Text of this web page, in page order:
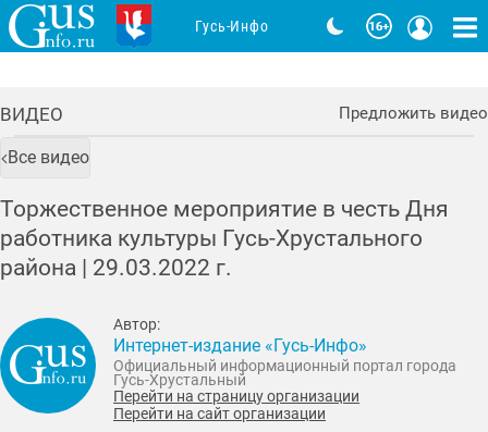
ВИДЕО Предложить видео
Все видео
Торжественное мероприятие в честь Дня
работника культуры Гусь-Хрустального
района | 29.03.2022 г.
Автор:
Интернет-издание «Гусь-Инфо»
Официальный информационный портал города
Гусь-Хрустальный
Перейти на страницу организации
Перейти на сайт организации
Гусь-Инфо